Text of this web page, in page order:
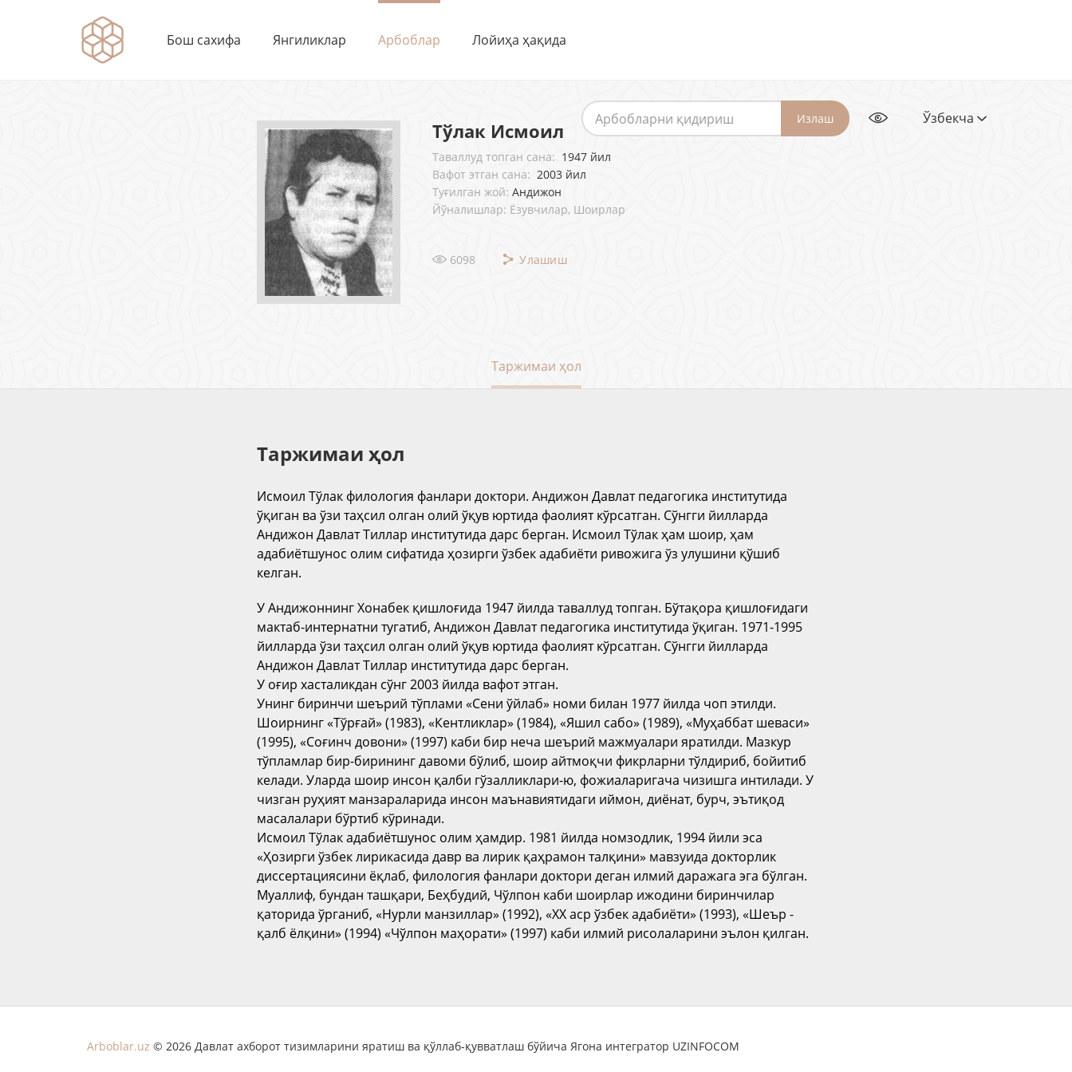
Бош сахифа Янгиликлар Арбоблар Лойиҳа ҳақида
Излаш Ўзбекча
Тўлак Исмоил
Таваллуд топган сана: 1947 йил
Вафот этган сана: 2003 йил
Туғилган жой: Андижон
Йўналишлар: Ёзувчилар, Шоирлар
6098 Улашиш
Таржимаи ҳол
Таржимаи ҳол
Исмоил Тўлак филология фанлари доктори. Андижон Давлат педагогика институтида
ўқиган ва ўзи таҳсил олган олий ўқув юртида фаолият кўрсатган. Сўнгги йилларда
Андижон Давлат Тиллар институтида дарс берган. Исмоил Тўлак ҳам шоир, ҳам
адабиётшунос олим сифатида ҳозирги ўзбек адабиёти ривожига ўз улушини қўшиб
келган.
У Андижоннинг Хонабек қишлоғида 1947 йилда таваллуд топган. Бўтақора қишлоғидаги
мактаб-интернатни тугатиб, Андижон Давлат педагогика институтида ўқиган. 1971-1995
йилларда ўзи таҳсил олган олий ўқув юртида фаолият кўрсатган. Сўнгги йилларда
Андижон Давлат Тиллар институтида дарс берган.
У оғир хасталикдан сўнг 2003 йилда вафот этган.
Унинг биринчи шеърий тўплами «Сени ўйлаб» номи билан 1977 йилда чоп этилди.
Шоирнинг «Тўрғай» (1983), «Кентликлар» (1984), «Яшил сабо» (1989), «Муҳаббат шеваси»
(1995), «Соғинч довони» (1997) каби бир неча шеърий мажмуалари яратилди. Мазкур
тўпламлар бир-бирининг давоми бўлиб, шоир айтмоқчи фикрларни тўлдириб, бойитиб
келади. Уларда шоир инсон қалби гўзалликлари-ю, фожиаларигача чизишга интилади. У
чизган руҳият манзараларида инсон маънавиятидаги иймон, диёнат, бурч, эътиқод
масалалари бўртиб кўринади.
Исмоил Тўлак адабиётшунос олим ҳамдир. 1981 йилда номзодлик, 1994 йили эса
«Ҳозирги ўзбек лирикасида давр ва лирик қаҳрамон талқини» мавзуида докторлик
диссертациясини ёқлаб, филология фанлари доктори деган илмий даражага эга бўлган.
Муаллиф, бундан ташқари, Беҳбудий, Чўлпон каби шоирлар ижодини биринчилар
қаторида ўрганиб, «Нурли манзиллар» (1992), «ХХ аср ўзбек адабиёти» (1993), «Шеър -
қалб ёлқини» (1994) «Чўлпон маҳорати» (1997) каби илмий рисолаларини эълон қилган.
Arboblar.uz © 2026 Давлат ахборот тизимларини яратиш ва қўллаб-қувватлаш бўйича Ягона интегратор UZINFOCOM